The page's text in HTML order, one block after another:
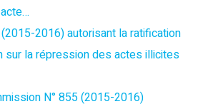
2016) autorisant la ratification
sur la répression des actes illicites
N° 855 (2015-2016)